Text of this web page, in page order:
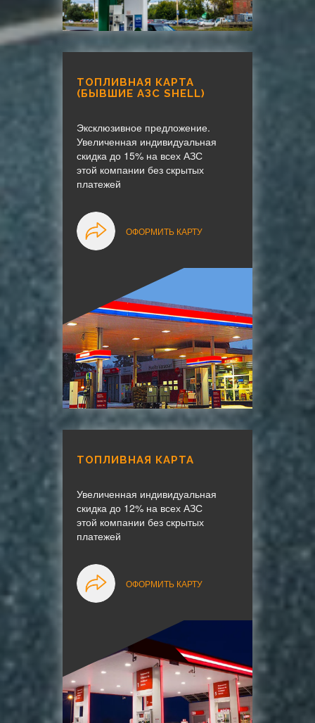
ТОПЛИВНАЯ КАРТА
(БЫВШИЕ АЗС SHELL)
Эксклюзивное предложение.
Увеличенная индивидуальная
скидка до 15% на всех АЗС
этой компании без скрытых
платежей
ОФОРМИТЬ КАРТУ
ТОПЛИВНАЯ КАРТА
Увеличенная индивидуальная
скидка до 12% на всех АЗС
этой компании без скрытых
платежей
ОФОРМИТЬ КАРТУ